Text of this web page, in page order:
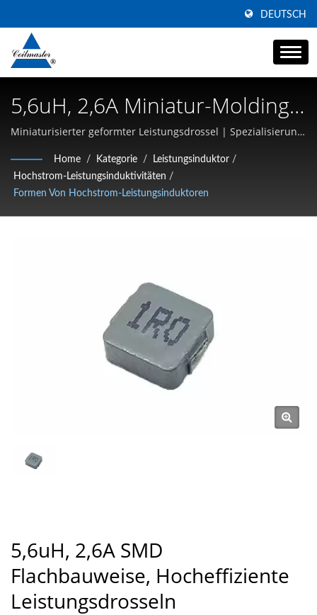
DEUTSCH
5,6uH, 2,6A Miniatur-Molding-
Leistungs-Drossel |
Magnetische Bauteile |
Hersteller Von
Transformatoren, Induktoren
Miniaturisierter geformter Leistungsdrossel | Spezialisierung
und Hochfrequenzmagnetik
Home / Kategorie / Leistungsinduktor /
Hochstrom-Leistungsinduktivitäten /
Formen Von Hochstrom-Leistungsinduktoren
5,6uH, 2,6A SMD
Flachbauweise, Hocheffiziente
Leistungsdrosseln